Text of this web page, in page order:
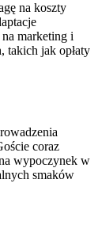
na koszty
marketing i
takich jak opłaty
coraz
wypoczynek w
smaków